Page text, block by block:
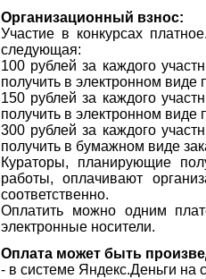
Организационный взнос:
Участие в конкурсах
следующая:
100 рублей за каждого
получить в электронном виде
150 рублей за каждого
получить в электронном виде
300 рублей за каждого
получить в бумажном виде
Кураторы, планирующие
работы, оплачивают
соответственно.
Оплатить можно одним
электронные носители.
Оплата может быть
- в системе Яндекс.Деньги на